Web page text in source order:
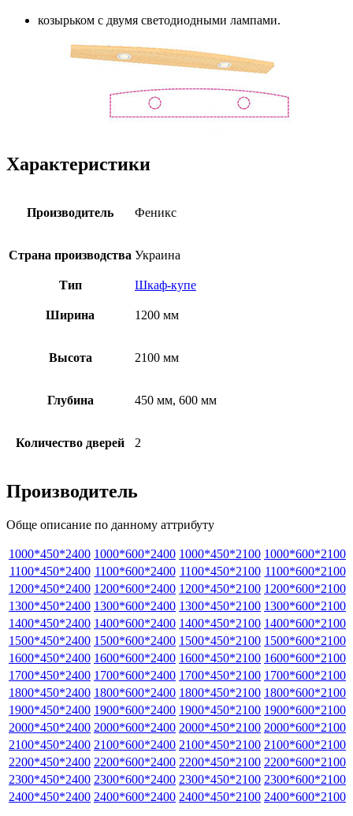
козырьком с двумя светодиодными лампами.
Характеристики
Производитель Феникс
Страна производства Украина
Тип Шкаф-купе
Ширина 1200 мм
Высота 2100 мм
Глубина 450 мм, 600 мм
Количество дверей 2
Производитель
Обще описание по данному аттрибуту
1000*450*2400 1000*600*2400 1000*450*2100 1000*600*2100
1100*450*2400 1100*600*2400 1100*450*2100 1100*600*2100
1200*450*2400 1200*600*2400 1200*450*2100 1200*600*2100
1300*450*2400 1300*600*2400 1300*450*2100 1300*600*2100
1400*450*2400 1400*600*2400 1400*450*2100 1400*600*2100
1500*450*2400 1500*600*2400 1500*450*2100 1500*600*2100
1600*450*2400 1600*600*2400 1600*450*2100 1600*600*2100
1700*450*2400 1700*600*2400 1700*450*2100 1700*600*2100
1800*450*2400 1800*600*2400 1800*450*2100 1800*600*2100
1900*450*2400 1900*600*2400 1900*450*2100 1900*600*2100
2000*450*2400 2000*600*2400 2000*450*2100 2000*600*2100
2100*450*2400 2100*600*2400 2100*450*2100 2100*600*2100
2200*450*2400 2200*600*2400 2200*450*2100 2200*600*2100
2300*450*2400 2300*600*2400 2300*450*2100 2300*600*2100
2400*450*2400 2400*600*2400 2400*450*2100 2400*600*2100